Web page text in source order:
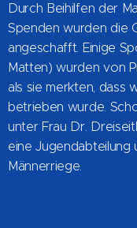
Durch Beihilfen der
Spenden wurden die
angeschafft. Einige
Matten) wurden von
als sie merkten, dass
betrieben wurde.
unter Frau Dr.
eine Jugendabteilung
Männerriege.